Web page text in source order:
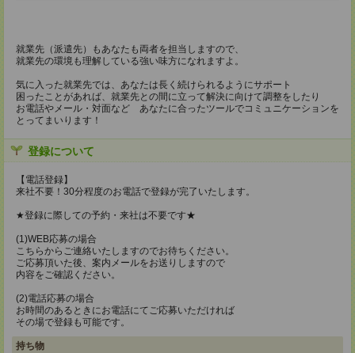
就業先（派遣先）もあなたも両者を担当しますので、
就業先の環境も理解している強い味方になれますよ。
気に入った就業先では、あなたは長く続けられるようにサポート
困ったことがあれば、就業先との間に立って解決に向けて調整をしたり
お電話やメール・対面など あなたに合ったツールでコミュニケーションを
とってまいります！
登録について
【電話登録】
来社不要！30分程度のお電話で登録が完了いたします。
★登録に際しての予約・来社は不要です★
(1)WEB応募の場合
こちらからご連絡いたしますのでお待ちください。
ご応募頂いた後、案内メールをお送りしますので
内容をご確認ください。
(2)電話応募の場合
お時間のあるときにお電話にてご応募いただければ
その場で登録も可能です。
持ち物